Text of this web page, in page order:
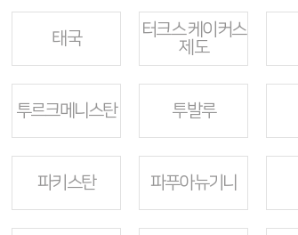
태국
터크스 케이커스
제도
투르크메니스탄 투발루
파키스탄 파푸아뉴기니